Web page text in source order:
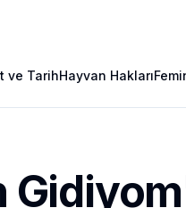
ve TarihHayvan Hakları